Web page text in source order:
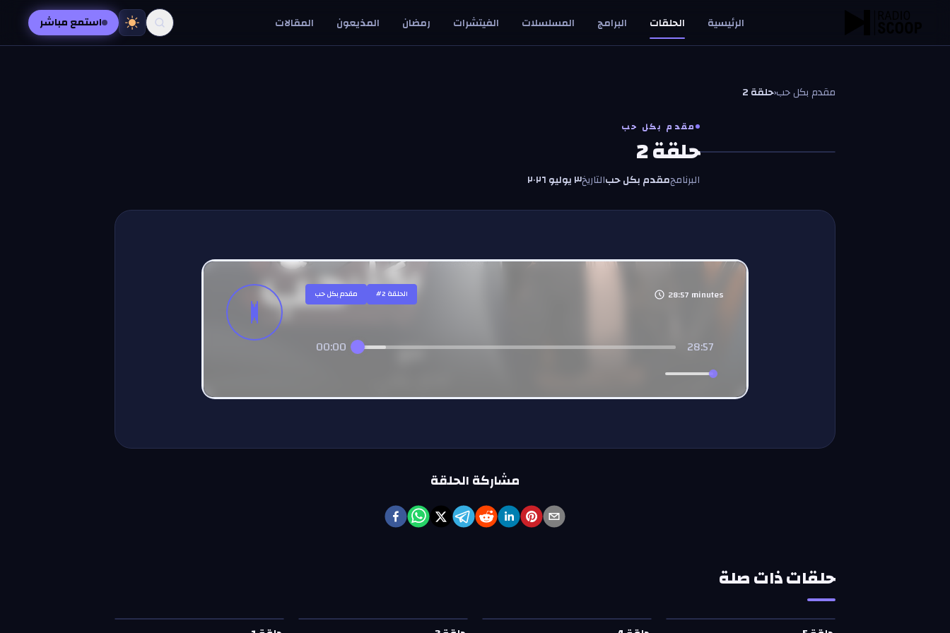
الرئيسية الحلقات البرامج المسلسلات الفيتشرات رمضان المذيعون المقالات استمع مباشر
مقدم بكل حب‹حلقة 2
مقدم بكل حب
حلقة 2
البرنامجمقدم بكل حبالتاريخ٣ يوليو ٢٠٢٦
مقدم بكل حب #الحلقة 2 28:57 minutes
00:00 28:57
مشاركة الحلقة
حلقات ذات صلة
حلقة5
—مقدم بكل حب حلقة4
—مقدم بكل حب حلقة3
—مقدم بكل حب حلقة1
—مقدم بكل حب